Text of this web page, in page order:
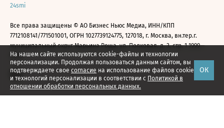
На нашем сайте используются cookie-файлы и технологии
персонализации. Продолжая пользоваться данным сайтом, вы
подтверждаете свое согласие на использование файлов cookie
и технологий персонализации в соответствии с Политикой в
отношении обработки персональных данных.
ОК
24smi
Все права защищены © АО Бизнес Ньюс Медиа, ИНН/КПП
7712108141/771501001, ОГРН 1027739124775, 127018, г. Москва, вн.тер.г.
муниципальный округ Марьина Роща, ул. Полковая, д. 3, стр. 1 1999—
2026